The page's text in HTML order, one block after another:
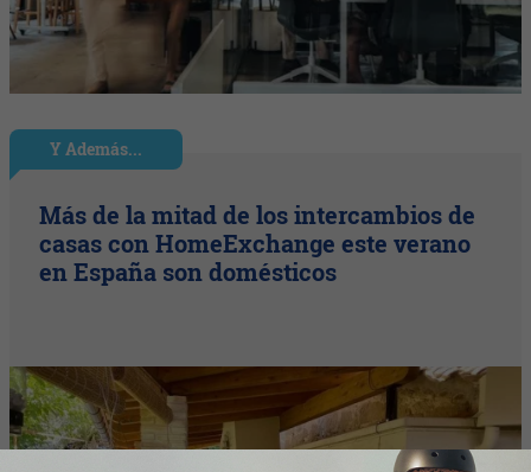
Y Además...
Más de la mitad de los intercambios de
casas con HomeExchange este verano
en España son domésticos